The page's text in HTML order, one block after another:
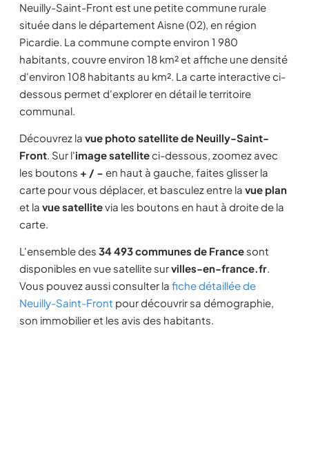
Neuilly-Saint-Front est une petite commune rurale
située dans le département Aisne (02), en région
Picardie. La commune compte environ 1 980
habitants, couvre environ 18 km² et affiche une densité
d'environ 108 habitants au km². La carte interactive ci-
dessous permet d'explorer en détail le territoire
communal.
Découvrez la vue photo satellite de Neuilly-Saint-
Front. Sur l'image satelliteci-dessous, zoomez avec
les boutons + / − en haut à gauche, faites glisser la
carte pour vous déplacer, et basculez entre la vue plan
et la vue satellitevia les boutons en haut à droite de la
carte.
L'ensemble des 34 493 communes de France sont
disponibles en vue satellite survilles-en-france.fr.
Vous pouvez aussi consulter la fiche détaillée de
Neuilly-Saint-Front pour découvrir sa démographie,
son immobilier et les avis des habitants.